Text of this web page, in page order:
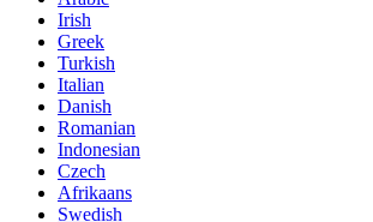
Irish
Greek
Turkish
Italian
Danish
Romanian
Indonesian
Czech
Afrikaans
Swedish